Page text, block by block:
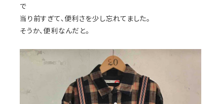
で
当り前すぎて、便利さを少し忘れてました。
そうか、便利なんだと。